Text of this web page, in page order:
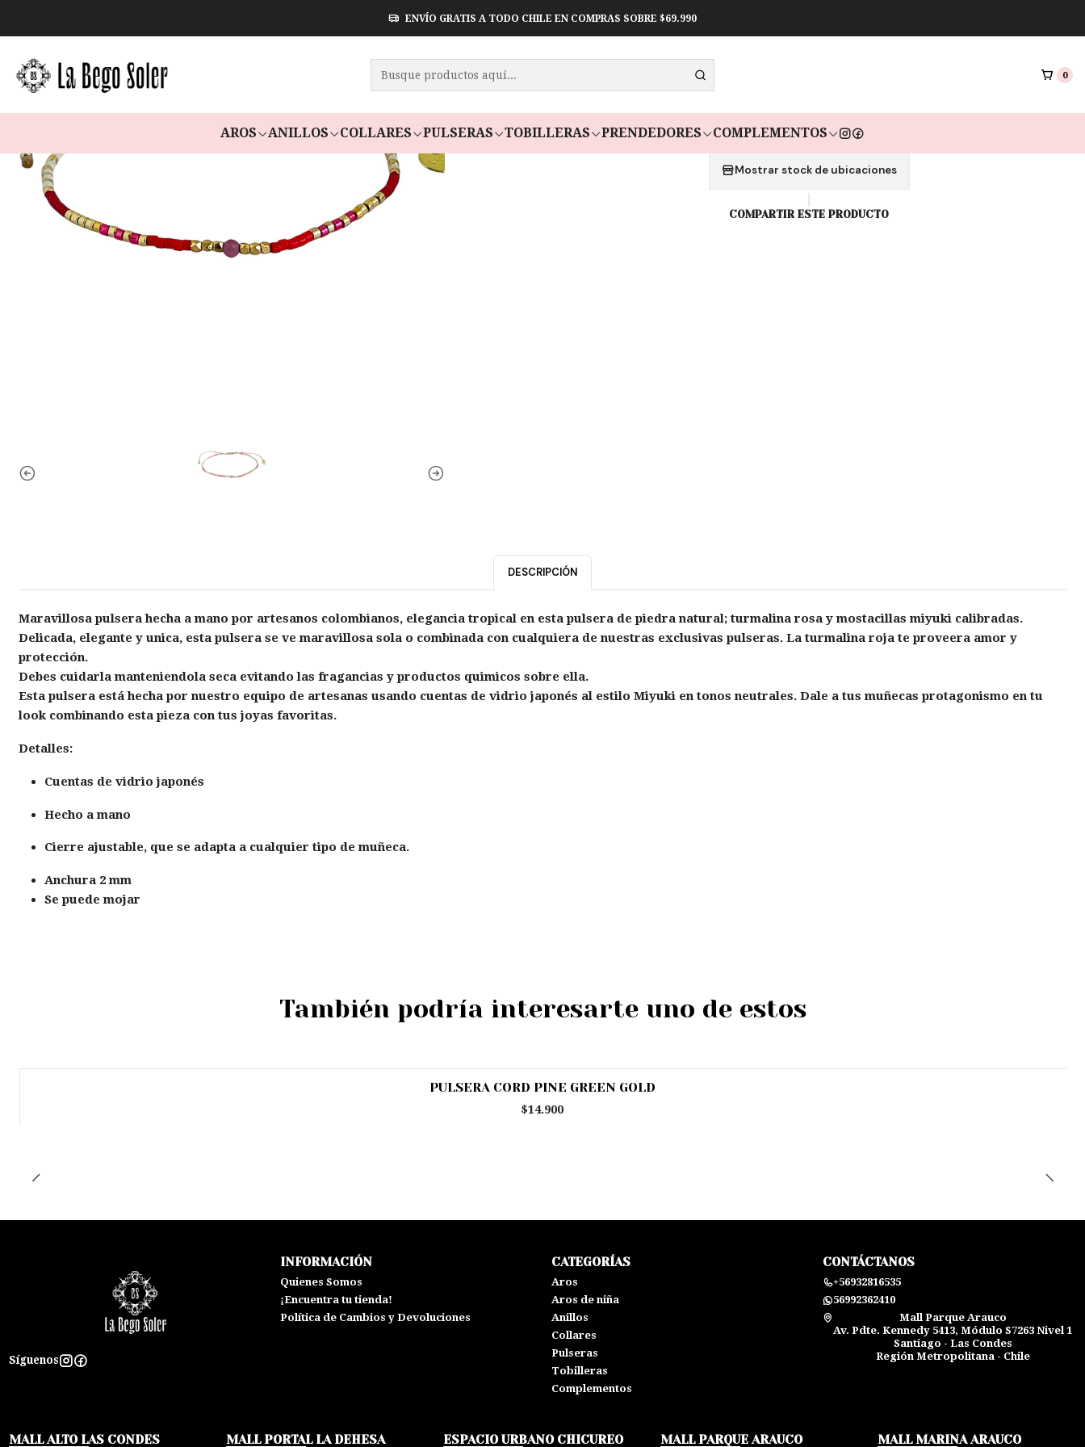
0
AROS ANILLOS COLLARES PULSERAS TOBILLERAS PRENDEDORES COMPLEMENTOS
ENVÍO GRATIS A TODO CHILE EN COMPRAS SOBRE $69.990
PULSERA CL B1L PINK
TOURMALINE GOLD
Paga en 3 cuotas de $9.967 sin interés con Mercado pago🔥
Mostrar stock de ubicaciones
COMPARTIR ESTE PRODUCTO
DESCRIPCIÓN
Maravillosa pulsera hecha a mano por artesanos colombianos, elegancia tropical en esta pulsera de piedra natural; turmalina rosa y mostacillas miyuki calibradas.
Delicada, elegante y unica, esta pulsera se ve maravillosa sola o combinada con cualquiera de nuestras exclusivas pulseras. La turmalina roja te proveera amor y
protección.
Debes cuidarla manteniendola seca evitando las fragancias y productos quimicos sobre ella.
Esta pulsera está hecha por nuestro equipo de artesanas usando cuentas de vidrio japonés al estilo Miyuki en tonos neutrales. Dale a tus muñecas protagonismo en tu
look combinando esta pieza con tus joyas favoritas.
Detalles:
Cuentas de vidrio japonés
Hecho a mano
Cierre ajustable, que se adapta a cualquier tipo de muñeca.
Anchura 2 mm
Se puede mojar
También podría interesarte uno de estos
PULSERA CORD PINE GREEN GOLD
$14.900
Síguenos
INFORMACIÓN
Quienes Somos
¡Encuentra tu tienda!
Política de Cambios y Devoluciones
CATEGORÍAS
Aros
Aros de niña
Anillos
Collares
Pulseras
Tobilleras
Complementos
CONTÁCTANOS
+56932816535
56992362410
Mall Parque Arauco
Av. Pdte. Kennedy 5413, Módulo S7263 Nivel 1
Santiago - Las Condes
Región Metropolitana - Chile
MALL ALTO LAS CONDES MALL PORTAL LA DEHESA ESPACIO URBANO CHICUREO MALL PARQUE ARAUCO MALL MARINA ARAUCO